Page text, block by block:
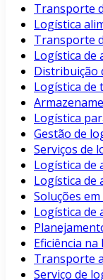
Transporte
Logística
Transporte
Logística de
Distribuição
Logística de
Logística
Gestão de
Serviços de
Logística de
Logística de
Soluções
Logística de
Eficiência
Transporte
Serviço de